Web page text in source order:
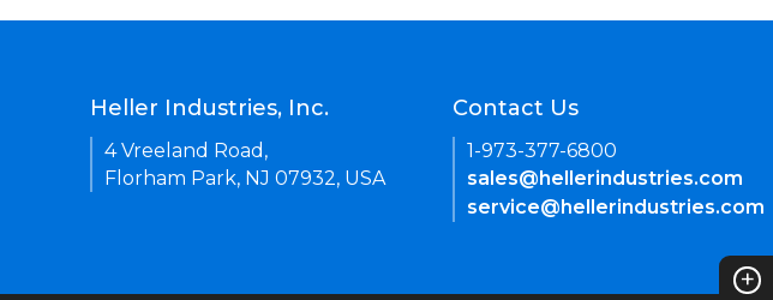
Heller Industries, Inc.
4 Vreeland Road,
Florham Park, NJ 07932, USA
Contact Us
1-973-377-6800
sales@hellerindustries.com
service@hellerindustries.com
+